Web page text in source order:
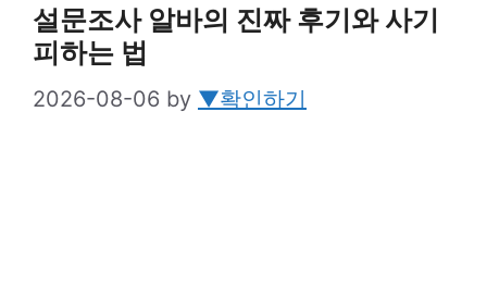
설문조사 알바의 진짜 후기와 사기
피하는 법
2026-08-06 by ▼확인하기